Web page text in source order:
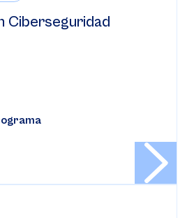
Ciberseguridad